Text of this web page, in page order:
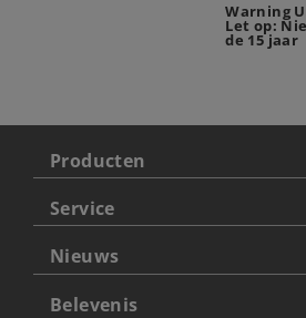
Warning
Let op:
de 15 jaar
Producten
Service
Nieuws
Belevenis